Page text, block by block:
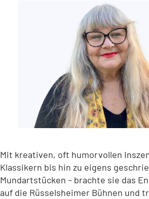
Mit kreativen, oft humorvollen
Klassikern bis hin zu eigens
Mundartstücken – brachte sie das
auf die Rüsselsheimer Bühnen und